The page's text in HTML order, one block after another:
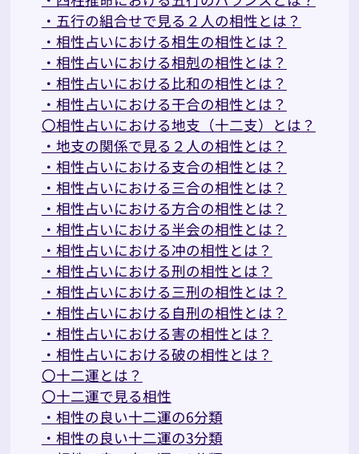
・五行の組合せで見る２人の相性とは？
・相性占いにおける相生の相性とは？
・相性占いにおける相剋の相性とは？
・相性占いにおける比和の相性とは？
・相性占いにおける干合の相性とは？
〇相性占いにおける地支（十二支）とは？
・地支の関係で見る２人の相性とは？
・相性占いにおける支合の相性とは？
・相性占いにおける三合の相性とは？
・相性占いにおける方合の相性とは？
・相性占いにおける半会の相性とは？
・相性占いにおける冲の相性とは？
・相性占いにおける刑の相性とは？
・相性占いにおける三刑の相性とは？
・相性占いにおける自刑の相性とは？
・相性占いにおける害の相性とは？
・相性占いにおける破の相性とは？
〇十二運とは？
〇十二運で見る相性
・相性の良い十二運の6分類
・相性の良い十二運の3分類